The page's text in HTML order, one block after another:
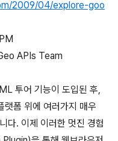
2009/04/explore-goo
APIs Team
투어 기능이 도입된 후,
랫폼 위에 여러가지 매우
다. 이제 이러한 멋진 경험